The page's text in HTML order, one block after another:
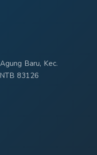
Baru, Kec.
83126